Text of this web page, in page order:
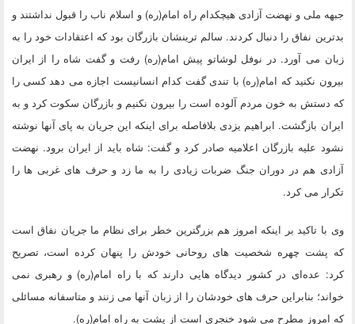
جبهه ملی و نهضت آزادی هیچکدام راه امام(ره) و اسلام ناب را قبول نداشتند و
بدترین نفاق را دنبال کردند. سالم ترینشان بازرگان بود که اعتقادات خود را به
زبان می آورد. در نوفل لوشاتو پیش امام(ره) رفت و گفت شاه را از ایران
بیرون نکنید که امام(ره) با تندی گفت کدام انسانیست اجازه می دهد کسی را
که دستش به خون مردم آلوده است را بیرون نکنیم و بازرگان سکوت کرد و به
ایران بازگشت. ابراهیم یزدی بلافاصله برای اینکه این جریان به پای آنها نوشته
نشود علیه بازرگان اعلامیه صادر کرد و گفت: شاه باید از ایران برود. نهضت
آزادی هم در دوران جنگ ضربات زیادی را به ما زد و حرف های غربی ها را
تکرار می کرد.
وی با تاکید بر اینکه امروز هم بزرگترین خطر برای نظام ما جریان نفاق است
که پشت چهره شخصیت های روحانی خودش را پنهان کرده است، تصریح
کرد: عده‌ای در کشور دیدگاه هایی دارند که با راه امام(ره) و رهبری نمی
خواند؛ بنابراین حرف های خودشان را از زبان آنها می زنند و متاسفانه مسائلی
که امروز مطرح می شود خنجری است از پشت به راه امام(ره).